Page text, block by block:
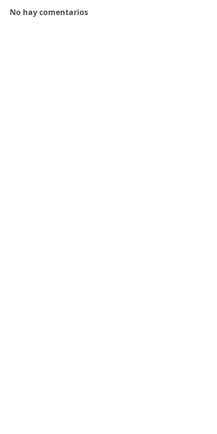
No hay comentarios